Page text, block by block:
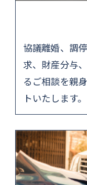
協議離婚、調
求、財産分与
るご相談を親
トいたします。